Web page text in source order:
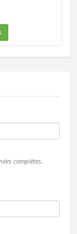
complètes,